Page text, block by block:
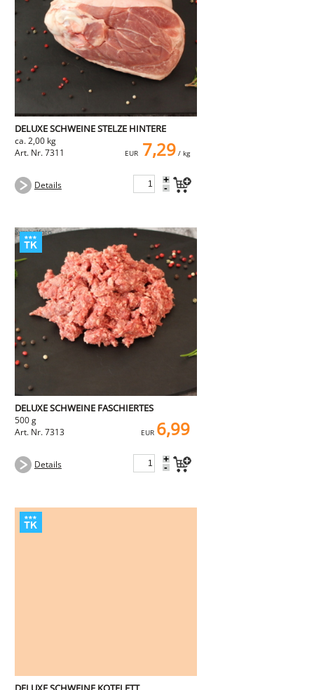
DELUXE SCHWEINE STELZE HINTERE
ca. 2,00 kg
Art. Nr. 7311
EUR 7,29/ kg
Details +
-
DELUXE SCHWEINE FASCHIERTES
500 g
Art. Nr. 7313
EUR 6,99
Details +
-